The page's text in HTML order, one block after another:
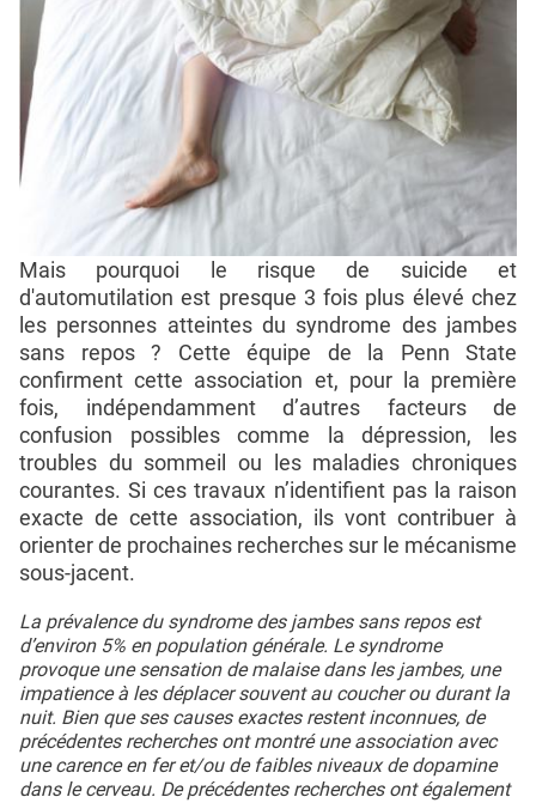
Mais pourquoi le risque de suicide et
d'automutilation est presque 3 fois plus élevé chez
les personnes atteintes du syndrome des jambes
sans repos ? Cette équipe de la Penn State
confirment cette association et, pour la première
fois, indépendamment d’autres facteurs de
confusion possibles comme la dépression, les
troubles du sommeil ou les maladies chroniques
courantes. Si ces travaux n’identifient pas la raison
exacte de cette association, ils vont contribuer à
orienter de prochaines recherches sur le mécanisme
sous-jacent.
La prévalence du syndrome des jambes sans repos est
d’environ 5% en population générale. Le syndrome
provoque une sensation de malaise dans les jambes, une
impatience à les déplacer souvent au coucher ou durant la
nuit. Bien que ses causes exactes restent inconnues, de
précédentes recherches ont montré une association avec
une carence en fer et/ou de faibles niveaux de dopamine
dans le cerveau. De précédentes recherches ont également